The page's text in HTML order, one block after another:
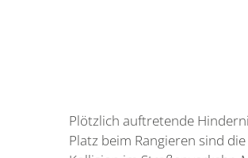
Plötzlich auftretende
Platz beim Rangieren sind